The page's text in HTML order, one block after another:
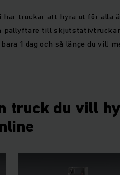
truckar att hyra ut för alla
pallyftare till
1 dag och så länge du vill
truck du vill